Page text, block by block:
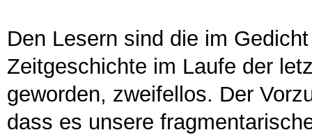
Den Lesern sind die im
Zeitgeschichte im Laufe der
geworden, zweifellos. Der
dass es unsere